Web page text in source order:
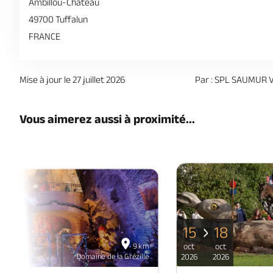
Ambillou-Château
49700 Tuffalun
FRANCE
Mise à jour le 27 juillet 2026 Par : SPL SAUMUR
Vous aimerez aussi à proximité...
9 km
Domaine de la Grézille
15
oct
2026
18
oct
2026